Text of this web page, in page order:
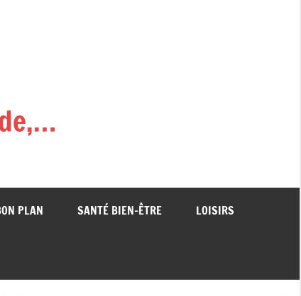
PLAN SANTÉ BIEN-ÊTRE LOISIRS